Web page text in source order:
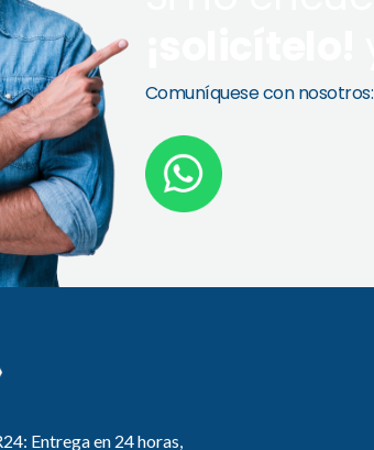
Comuníquese con nosotros:
Entrega en 24 horas,